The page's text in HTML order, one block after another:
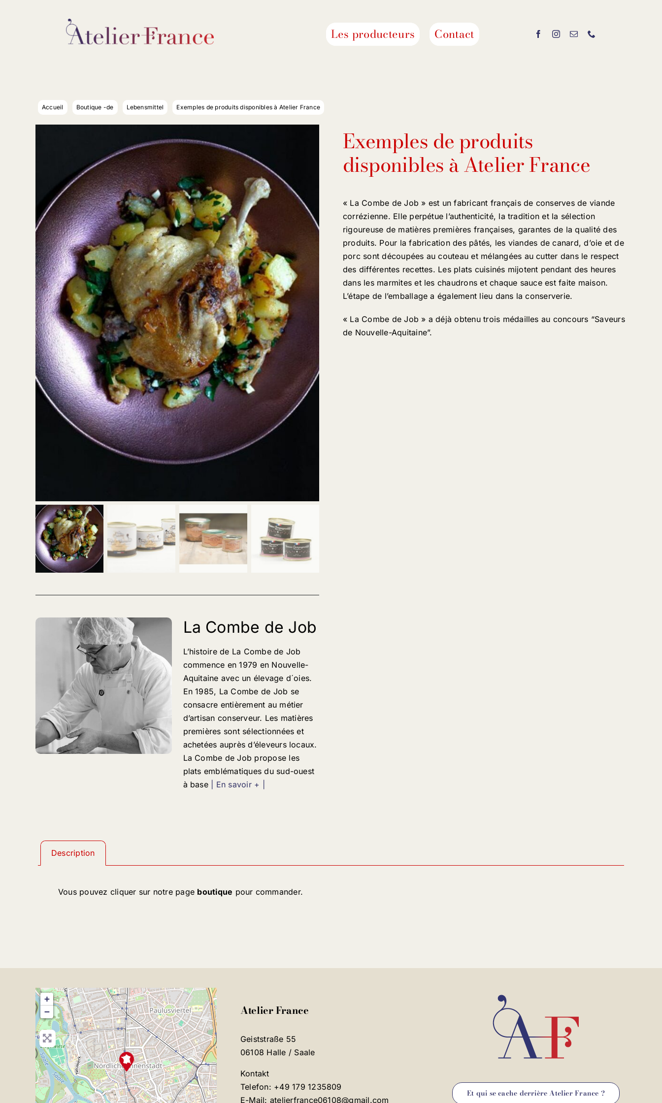
Les producteurs Contact
Accueil Boutique -de Lebensmittel Exemples de produits disponibles à Atelier France
La Combe de Job
L’histoire de La Combe de Job
commence en 1979 en Nouvelle-
Aquitaine avec un élevage d´oies.
En 1985, La Combe de Job se
consacre entièrement au métier
d’artisan conserveur. Les matières
premières sont sélectionnées et
achetées auprès d’éleveurs locaux.
La Combe de Job propose les
plats emblématiques du sud-ouest
à base
| En savoir + |
Exemples de produits
disponibles à Atelier France
« La Combe de Job » est un fabricant français de conserves de viande
corrézienne. Elle perpétue l’authenticité, la tradition et la sélection
rigoureuse de matières premières françaises, garantes de la qualité des
produits. Pour la fabrication des pâtés, les viandes de canard, d’oie et de
porc sont découpées au couteau et mélangées au cutter dans le respect
des différentes recettes. Les plats cuisinés mijotent pendant des heures
dans les marmites et les chaudrons et chaque sauce est faite maison.
L’étape de l’emballage a également lieu dans la conserverie.
« La Combe de Job » a déjà obtenu trois médailles au concours “Saveurs
de Nouvelle-Aquitaine”.
Description
Vous pouvez cliquer sur notre page boutique pour commander.
+
−
Atelier France
Geiststraße 55
06108 Halle / Saale
Kontakt
Telefon: +49 179 1235809
E-Mail: atelierfrance06108@gmail.com
Et qui se cache derrière Atelier France ?